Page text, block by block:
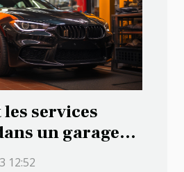
services
un garage
?
12:52